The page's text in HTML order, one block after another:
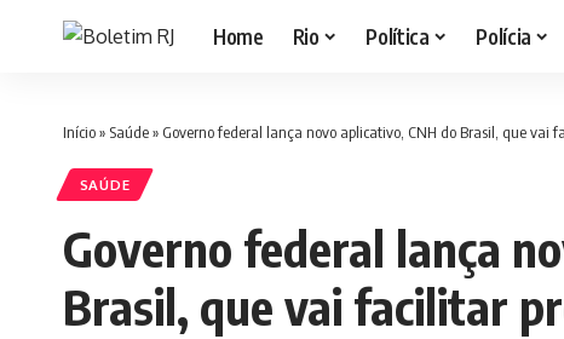
Home Rio Política Polícia
Início» Saúde» Governo federal lança novo aplicativo, CNH do Brasil, que vai
SAÚDE
Governo federal lança
Brasil, que vai facilitar